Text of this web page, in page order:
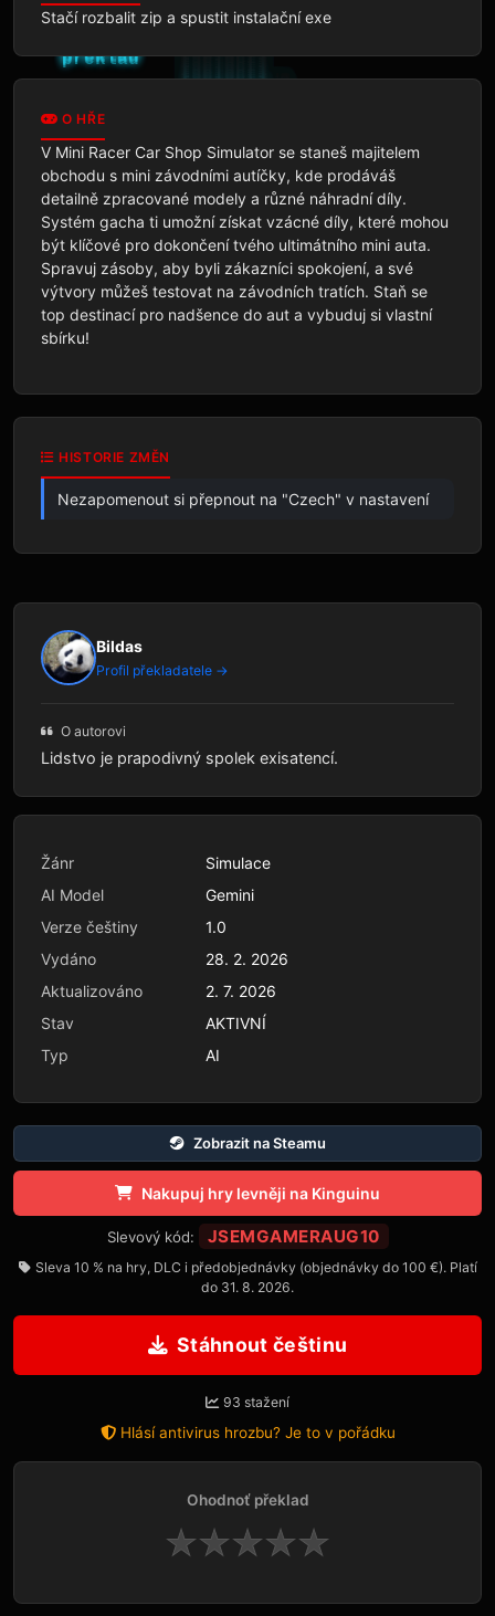
Stačí rozbalit zip a spustit instalační exe
O HŘE
V Mini Racer Car Shop Simulator se staneš majitelem
obchodu s mini závodními autíčky, kde prodáváš
detailně zpracované modely a různé náhradní díly.
Systém gacha ti umožní získat vzácné díly, které mohou
být klíčové pro dokončení tvého ultimátního mini auta.
Spravuj zásoby, aby byli zákazníci spokojení, a své
výtvory můžeš testovat na závodních tratích. Staň se
top destinací pro nadšence do aut a vybuduj si vlastní
sbírku!
HISTORIE ZMĚN
Nezapomenout si přepnout na "Czech" v nastavení
Bildas
Profil překladatele →
O autorovi
Lidstvo je prapodivný spolek exisatencí.
Žánr
Simulace
AI Model
Gemini
Verze češtiny
1.0
Vydáno
28. 2. 2026
Aktualizováno
2. 7. 2026
Stav
AKTIVNÍ
Typ
AI
Zobrazit na Steamu
Nakupuj hry levněji na Kinguinu
Slevový kód: JSEMGAMERAUG10
Sleva 10 % na hry, DLC i předobjednávky (objednávky do 100 €). Platí
do 31. 8. 2026.
Stáhnout češtinu
93 stažení
Hlásí antivirus hrozbu? Je to v pořádku
Ohodnoť překlad
★★★★★